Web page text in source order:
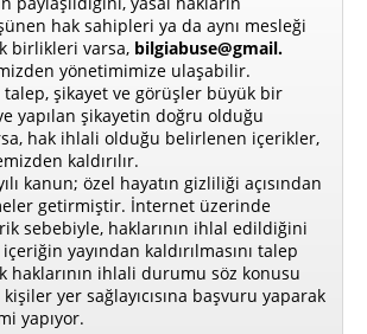
hak sahipleri ya da aynı mesleği
birlikleri varsa, bilgiabuse@gmail.
yönetimimize ulaşabilir.
şikayet ve görüşler büyük bir
yapılan şikayetin doğru olduğu
hak ihlali olduğu belirlenen içerikler,
kaldırılır.
kanun; özel hayatın gizliliği açısından
getirmiştir. İnternet üzerinde
sebebiyle, haklarının ihlal edildiğini
yayından kaldırılmasını talep
haklarının ihlali durumu söz konusu
yer sağlayıcısına başvuru yaparak
yapıyor.